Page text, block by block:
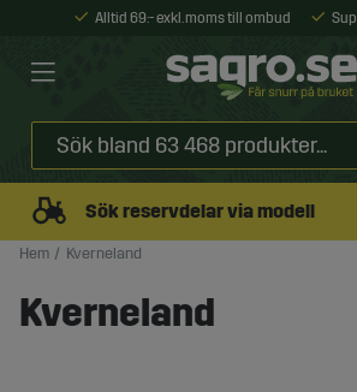
Alltid 69:- exkl. moms till ombud
Sök reservdelar via modell
Hem Kverneland
Kverneland